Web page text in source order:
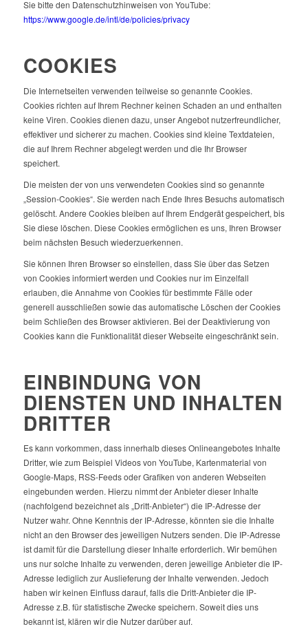
Sie bitte den Datenschutzhinweisen von YouTube:
https://www.google.de/intl/de/policies/privacy
COOKIES
Die Internetseiten verwenden teilweise so genannte Cookies.
Cookies richten auf Ihrem Rechner keinen Schaden an und enthalten
keine Viren. Cookies dienen dazu, unser Angebot nutzerfreundlicher,
effektiver und sicherer zu machen. Cookies sind kleine Textdateien,
die auf Ihrem Rechner abgelegt werden und die Ihr Browser
speichert.
Die meisten der von uns verwendeten Cookies sind so genannte
„Session-Cookies“. Sie werden nach Ende Ihres Besuchs automatisch
gelöscht. Andere Cookies bleiben auf Ihrem Endgerät gespeichert, bis
Sie diese löschen. Diese Cookies ermöglichen es uns, Ihren Browser
beim nächsten Besuch wiederzuerkennen.
Sie können Ihren Browser so einstellen, dass Sie über das Setzen
von Cookies informiert werden und Cookies nur im Einzelfall
erlauben, die Annahme von Cookies für bestimmte Fälle oder
generell ausschließen sowie das automatische Löschen der Cookies
beim Schließen des Browser aktivieren. Bei der Deaktivierung von
Cookies kann die Funktionalität dieser Webseite eingeschränkt sein.
EINBINDUNG VON
DIENSTEN UND INHALTEN
DRITTER
Es kann vorkommen, dass innerhalb dieses Onlineangebotes Inhalte
Dritter, wie zum Beispiel Videos von YouTube, Kartenmaterial von
Google-Maps, RSS-Feeds oder Grafiken von anderen Webseiten
eingebunden werden. Hierzu nimmt der Anbieter dieser Inhalte
(nachfolgend bezeichnet als „Dritt-Anbieter“) die IP-Adresse der
Nutzer wahr. Ohne Kenntnis der IP-Adresse, könnten sie die Inhalte
nicht an den Browser des jeweiligen Nutzers senden. Die IP-Adresse
ist damit für die Darstellung dieser Inhalte erforderlich. Wir bemühen
uns nur solche Inhalte zu verwenden, deren jeweilige Anbieter die IP-
Adresse lediglich zur Auslieferung der Inhalte verwenden. Jedoch
haben wir keinen Einfluss darauf, falls die Dritt-Anbieter die IP-
Adresse z.B. für statistische Zwecke speichern. Soweit dies uns
bekannt ist, klären wir die Nutzer darüber auf.